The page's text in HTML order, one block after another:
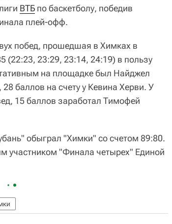
ВТБ по баскетболу, победив
плей-офф.
побед, прошедшая в Химках в
(22:23, 23:29, 23:14, 24:19) в пользу
на площадке был Найджел
баллов на счету у Кевина Херви. У
15 баллов заработал Тимофей
обыграл "Химки" со счетом 89:80.
участником "Финала четырех" Единой